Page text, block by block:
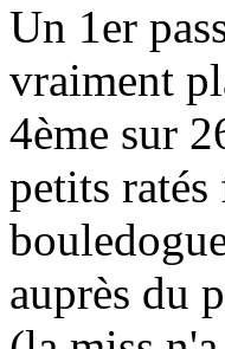
Un 1er
vraiment
4ème sur
petits ratés
auprès du